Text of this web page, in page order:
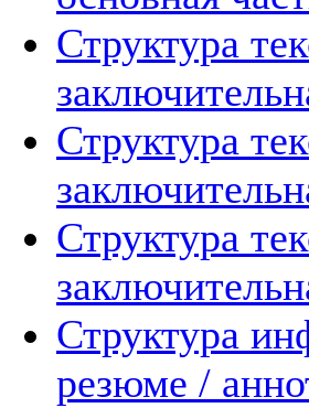
Структура
Структура
Структура
Структура
резюме /